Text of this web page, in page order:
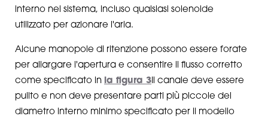
interno nel sistema, incluso qualsiasi solenoide
utilizzato per azionare l'aria.
Alcune manopole di ritenzione possono essere forate
per allargare l'apertura e consentire il flusso corretto
come specificato in la figura 3 Il canale deve essere
pulito e non deve presentare parti più piccole del
diametro interno minimo specificato per il modello